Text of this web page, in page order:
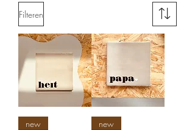
Filteren
new new